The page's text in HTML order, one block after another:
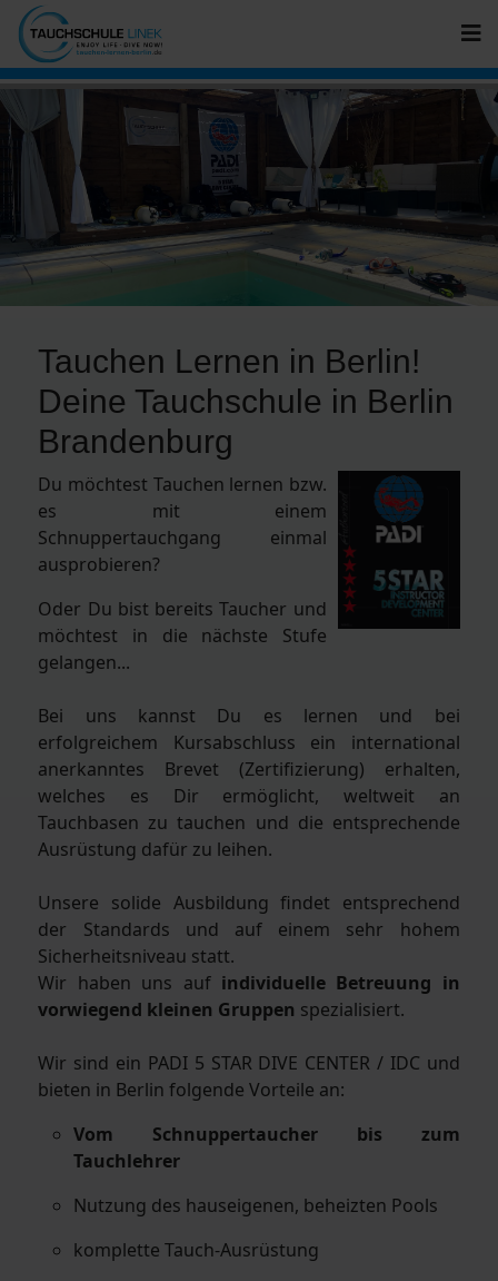
Tauchen Lernen in Berlin!
Deine Tauchschule in Berlin
Brandenburg
Du möchtest Tauchen lernen bzw.
es mit einem
Schnuppertauchgang einmal
ausprobieren?
Oder Du bist bereits Taucher und
möchtest in die nächste Stufe
gelangen...
Bei uns kannst Du es lernen und bei
erfolgreichem Kursabschluss ein international
anerkanntes Brevet (Zertifizierung) erhalten,
welches es Dir ermöglicht, weltweit an
Tauchbasen zu tauchen und die entsprechende
Ausrüstung dafür zu leihen.
Unsere solide Ausbildung findet entsprechend
der Standards und auf einem sehr hohem
Sicherheitsniveau statt.
Wir haben uns auf individuelle Betreuung in
vorwiegend kleinen Gruppen spezialisiert.
Wir sind ein PADI 5 STAR DIVE CENTER / IDC und
bieten in Berlin folgende Vorteile an:
Vom Schnuppertaucher bis zum
Tauchlehrer
Nutzung des hauseigenen, beheizten Pools
komplette Tauch-Ausrüstung